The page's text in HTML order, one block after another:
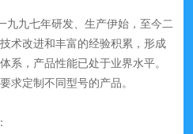
九九七年研发、生产伊始，至今二
术改进和丰富的经验积累，形成
系，产品性能已处于业界水平。
求定制不同型号的产品。